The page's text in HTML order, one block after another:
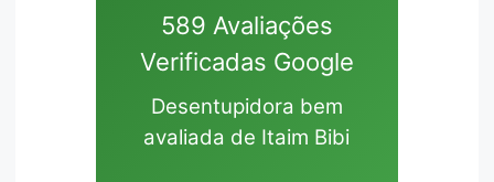
589 Avaliações
Verificadas Google
Desentupidora bem
avaliada de Itaim Bibi